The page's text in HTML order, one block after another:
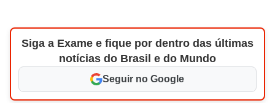
Siga a Exame e fique por dentro das últimas
notícias do Brasil e do Mundo
Seguir no Google